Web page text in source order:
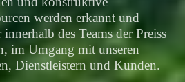
werden erkannt und
des Teams der Preiss
im Umgang mit unseren
Dienstleistern und Kunden.